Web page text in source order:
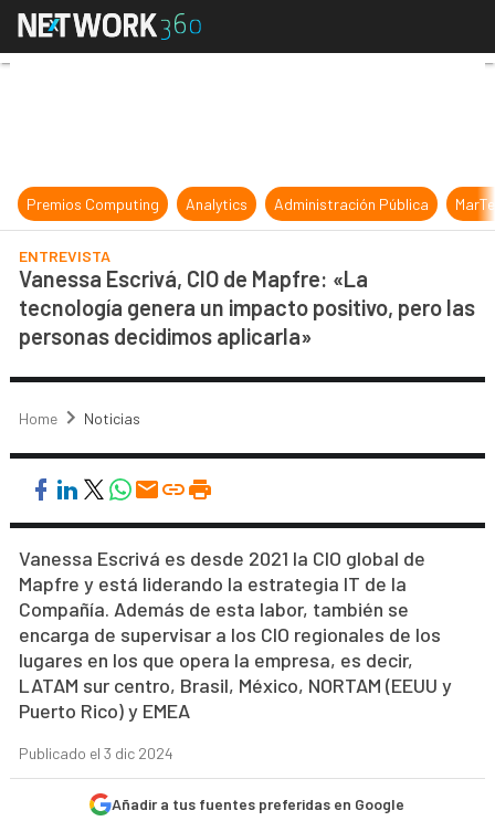
Vanessa Escrivá, CIO de Mapfre:
Premios Computing Analytics Administración Pública
ENTREVISTA
Vanessa Escrivá, CIO de Mapfre: «La
tecnología genera un impacto positivo, pero las
personas decidimos aplicarla»
Home Noticias
Vanessa Escrivá es desde 2021 la CIO global de
Mapfre y está liderando la estrategia IT de la
Compañía. Además de esta labor, también se
encarga de supervisar a los CIO regionales de los
lugares en los que opera la empresa, es decir,
LATAM sur centro, Brasil, México, NORTAM (EEUU y
Puerto Rico) y EMEA
Publicado el 3 dic 2024
Añadir a tus fuentes preferidas en Google